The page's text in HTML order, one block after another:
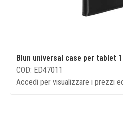
Blun universal case per tablet
COD: ED47011
Accedi per visualizzare i prezzi